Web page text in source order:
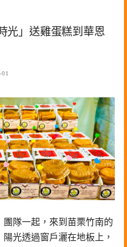
」送雞蛋糕到華恩
團隊一起，來到苗栗竹南的
光透過窗戶灑在地板上，